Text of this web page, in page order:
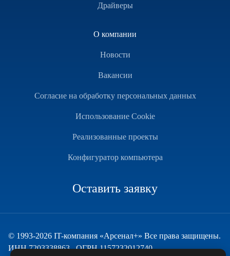
Драйверы
О компании
Новости
Вакансии
Согласие на обработку персональных данных
Использование Cookie
Реализованные проекты
Конфигуратор компьютера
Оставить заявку
© 1993-2026 IT-компания «Арсенал+» Все права защищены.
ИНН 7203338863 , ОГРН 1157232012740